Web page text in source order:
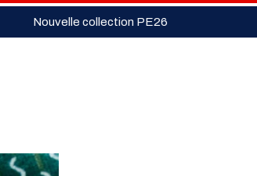
Nouvelle collection PE26